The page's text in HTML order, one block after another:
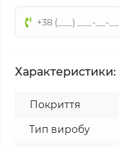
Характеристики:
Покриття
Тип виробу